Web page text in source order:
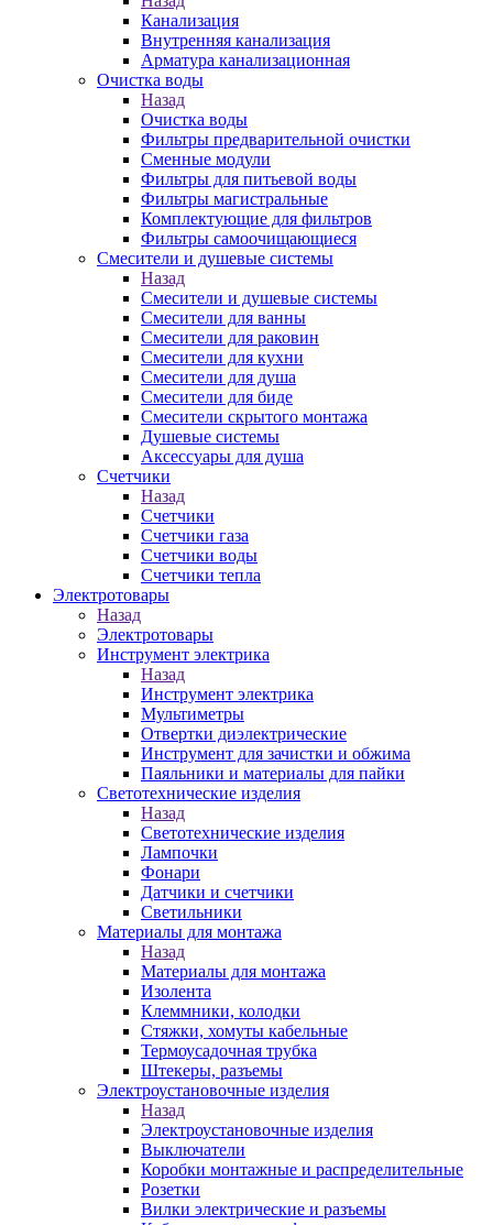
Канализация
Внутренняя канализация
Арматура канализационная
Очистка воды
Назад
Очистка воды
Фильтры предварительной очистки
Сменные модули
Фильтры для питьевой воды
Фильтры магистральные
Комплектующие для фильтров
Фильтры самоочищающиеся
Смесители и душевые системы
Назад
Смесители и душевые системы
Смесители для ванны
Смесители для раковин
Смесители для кухни
Смесители для душа
Смесители для биде
Смесители скрытого монтажа
Душевые системы
Аксессуары для душа
Счетчики
Назад
Счетчики
Счетчики газа
Счетчики воды
Счетчики тепла
Электротовары
Назад
Электротовары
Инструмент электрика
Назад
Инструмент электрика
Мультиметры
Отвертки диэлектрические
Инструмент для зачистки и обжима
Паяльники и материалы для пайки
Светотехнические изделия
Назад
Светотехнические изделия
Лампочки
Фонари
Датчики и счетчики
Светильники
Материалы для монтажа
Назад
Материалы для монтажа
Изолента
Клеммники, колодки
Стяжки, хомуты кабельные
Термоусадочная трубка
Штекеры, разъемы
Электроустановочные изделия
Назад
Электроустановочные изделия
Выключатели
Коробки монтажные и распределительные
Розетки
Вилки электрические и разъемы